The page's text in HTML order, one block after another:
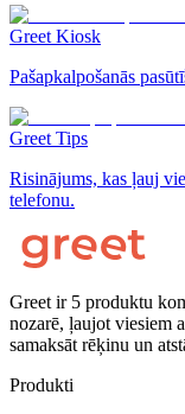
Greet Kiosk
Pašapkalpošanās
Greet Tips
Risinājums, kas ļauj
telefonu.
Greet ir 5 produktu
nozarē, ļaujot viesiem
samaksāt rēķinu un
Produkti